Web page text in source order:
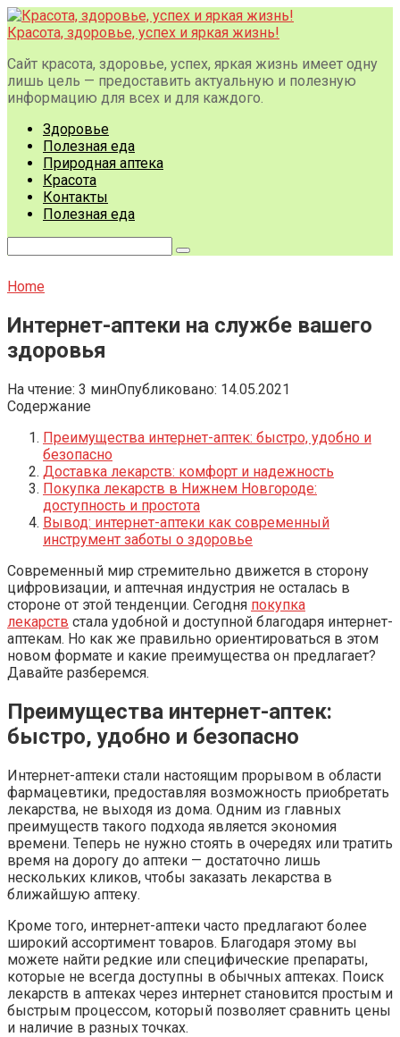
Перейти
к
Красота, здоровье, успех и яркая жизнь!
Сайт красота, здоровье, успех, яркая жизнь имеет одну
лишь цель — предоставить актуальную и полезную
информацию для всех и для каждого.
Здоровье
Полезная еда
Природная аптека
Красота
Контакты
Полезная еда
Home
Интернет-аптеки на службе вашего
здоровья
На чтение: 3 минОпубликовано: 14.05.2021
Содержание
Преимущества интернет-аптек: быстро, удобно и
безопасно
Доставка лекарств: комфорт и надежность
Покупка лекарств в Нижнем Новгороде:
доступность и простота
Вывод: интернет-аптеки как современный
инструмент заботы о здоровье
Современный мир стремительно движется в сторону
цифровизации, и аптечная индустрия не осталась в
стороне от этой тенденции. Сегодня покупка
лекарств стала удобной и доступной благодаря интернет-
аптекам. Но как же правильно ориентироваться в этом
новом формате и какие преимущества он предлагает?
Давайте разберемся.
Преимущества интернет-аптек:
быстро, удобно и безопасно
Интернет-аптеки стали настоящим прорывом в области
фармацевтики, предоставляя возможность приобретать
лекарства, не выходя из дома. Одним из главных
преимуществ такого подхода является экономия
времени. Теперь не нужно стоять в очередях или тратить
время на дорогу до аптеки — достаточно лишь
нескольких кликов, чтобы заказать лекарства в
ближайшую аптеку.
Кроме того, интернет-аптеки часто предлагают более
широкий ассортимент товаров. Благодаря этому вы
можете найти редкие или специфические препараты,
которые не всегда доступны в обычных аптеках. Поиск
лекарств в аптеках через интернет становится простым и
быстрым процессом, который позволяет сравнить цены
и наличие в разных точках.